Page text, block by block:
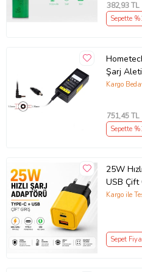
382,93 TL
Sepette
Şarj Aleti
Kargo
751,45 TL
Sepette
25W
USB Çift
Kompakt
Kargo ile
Sepet